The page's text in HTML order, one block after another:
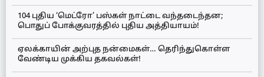
104 புதிய ‘மெட்ரோ’ பஸ்கள் நாட்டை வந்தடைந்தன;
பொதுப் போக்குவரத்தில் புதிய அத்தியாயம்!
ஏலக்காயின் அற்புத நன்மைகள்… தெரிந்துகொள்ள
வேண்டிய முக்கிய தகவல்கள்!